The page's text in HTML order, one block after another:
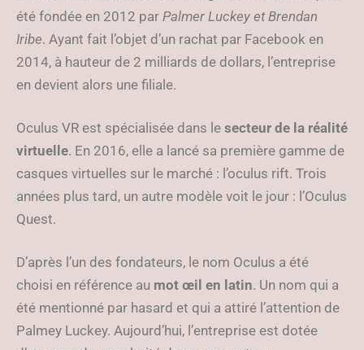
été fondée en 2012 par Palmer Luckey et Brendan
Iribe. Ayant fait l’objet d’un rachat par Facebook en
2014, à hauteur de 2 milliards de dollars, l’entreprise
en devient alors une filiale.
Oculus VR est spécialisée dans le secteur de la réalité
virtuelle. En 2016, elle a lancé sa première gamme de
casques virtuelles sur le marché : l’oculus rift. Trois
années plus tard, un autre modèle voit le jour : l’Oculus
Quest.
D’après l’un des fondateurs, le nom Oculus a été
choisi en référence au mot œil en latin. Un nom qui a
été mentionné par hasard et qui a attiré l’attention de
Palmey Luckey. Aujourd’hui, l’entreprise est dotée